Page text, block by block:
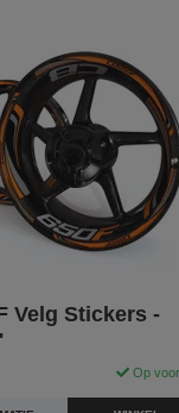
Velg Stickers -
Op